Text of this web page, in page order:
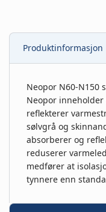
Produktinformasjon
Neopor N60-N150
Neopor
reflekterer
sølvgrå og
absorberer og
reduserer
medfører at
tynnere enn